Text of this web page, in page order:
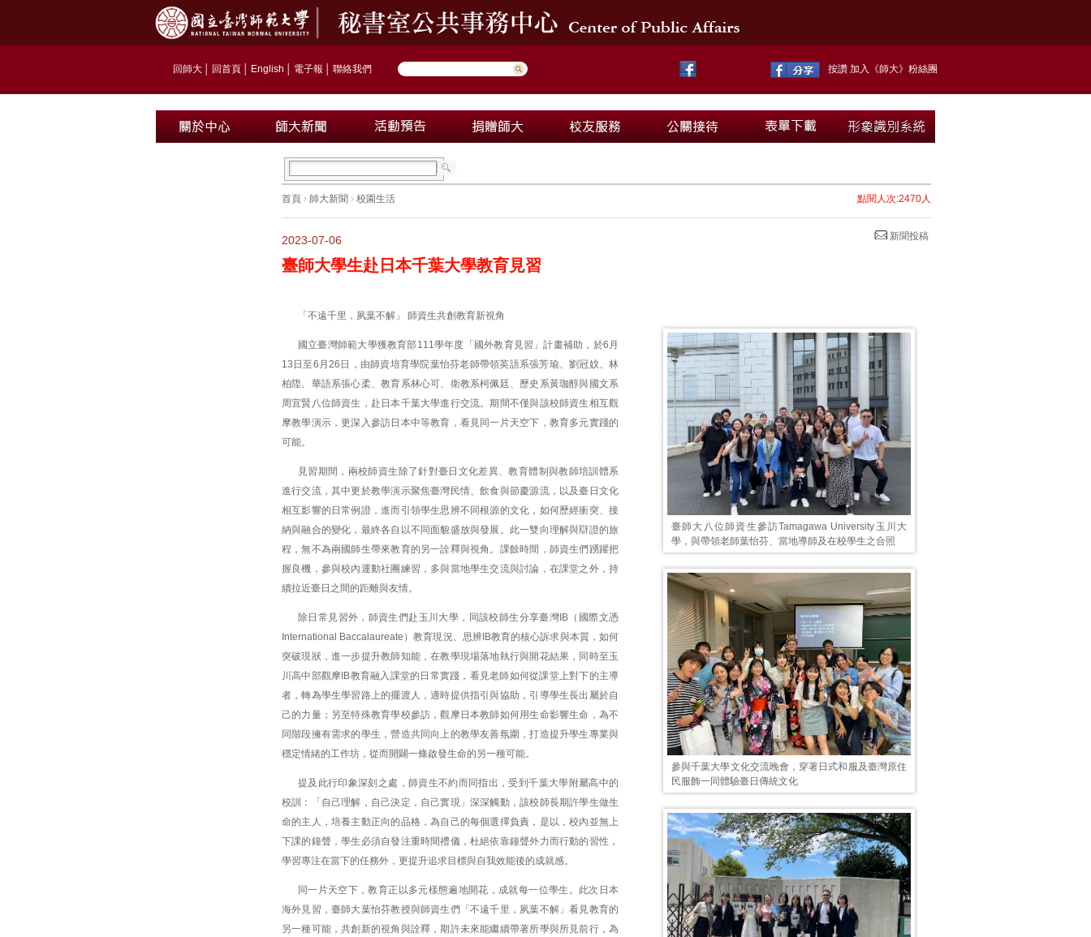
回師大 回首頁 English 電子報 聯絡我們 按讚 加入《師大》粉絲團
首頁 › 師大新聞 › 校園生活 點閱人次:2470人
新聞投稿
2023-07-06
臺師大學生赴日本千葉大學教育見習
臺師大八位師資生參訪Tamagawa University玉川大
學，與帶領老師葉怡芬、當地導師及在校學生之合照
參與千葉大學文化交流晚會，穿著日式和服及臺灣原住
民服飾一同體驗臺日傳統文化
「不遠千里，夙葉不解」 師資生共創教育新視角
國立臺灣師範大學獲教育部111學年度「國外教育見習」計畫補助，於6月
13日至6月26日，由師資培育學院葉怡芬老師帶領英語系張芳瑜、劉冠妏、林
柏陞、華語系張心柔、教育系林心可、衛教系柯佩廷、歷史系黃珈醇與國文系
周宜賢八位師資生，赴日本千葉大學進行交流。期間不僅與該校師資生相互觀
摩教學演示，更深入參訪日本中等教育，看見同一片天空下，教育多元實踐的
可能。
見習期間，兩校師資生除了針對臺日文化差異、教育體制與教師培訓體系
進行交流，其中更於教學演示聚焦臺灣民情、飲食與節慶源流，以及臺日文化
相互影響的日常例證，進而引領學生思辨不同根源的文化，如何歷經衝突、接
納與融合的變化，最終各自以不同面貌盛放與發展。此一雙向理解與辯證的旅
程，無不為兩國師生帶來教育的另一詮釋與視角。課餘時間，師資生們踴躍把
握良機，參與校內運動社團練習，多與當地學生交流與討論，在課堂之外，持
續拉近臺日之間的距離與友情。
除日常見習外，師資生們赴玉川大學，同該校師生分享臺灣IB（國際文憑
International Baccalaureate）教育現況、思辨IB教育的核心訴求與本質，如何
突破現狀，進一步提升教師知能，在教學現場落地執行與開花結果，同時至玉
川高中部觀摩IB教育融入課堂的日常實踐，看見老師如何從課堂上對下的主導
者，轉為學生學習路上的擺渡人，適時提供指引與協助，引導學生長出屬於自
己的力量；另至特殊教育學校參訪，觀摩日本教師如何用生命影響生命，為不
同階段擁有需求的學生，營造共同向上的教學友善氛圍，打造提升學生專業與
穩定情緒的工作坊，從而開闢一條啟發生命的另一種可能。
提及此行印象深刻之處，師資生不約而同指出，受到千葉大學附屬高中的
校訓：「自己理解，自己決定，自己實現」深深觸動，該校師長期許學生做生
命的主人，培養主動正向的品格，為自己的每個選擇負責，是以，校內並無上
下課的鐘聲，學生必須自發注重時間禮儀，杜絕依靠鐘聲外力而行動的習性，
學習專注在當下的任務外，更提升追求目標與自我效能後的成就感。
同一片天空下，教育正以多元樣態遍地開花，成就每一位學生。此次日本
海外見習，臺師大葉怡芬教授與師資生們「不遠千里，夙葉不解」看見教育的
另一種可能，共創新的視角與詮釋，期許未來能繼續帶著所學與所見前行，為